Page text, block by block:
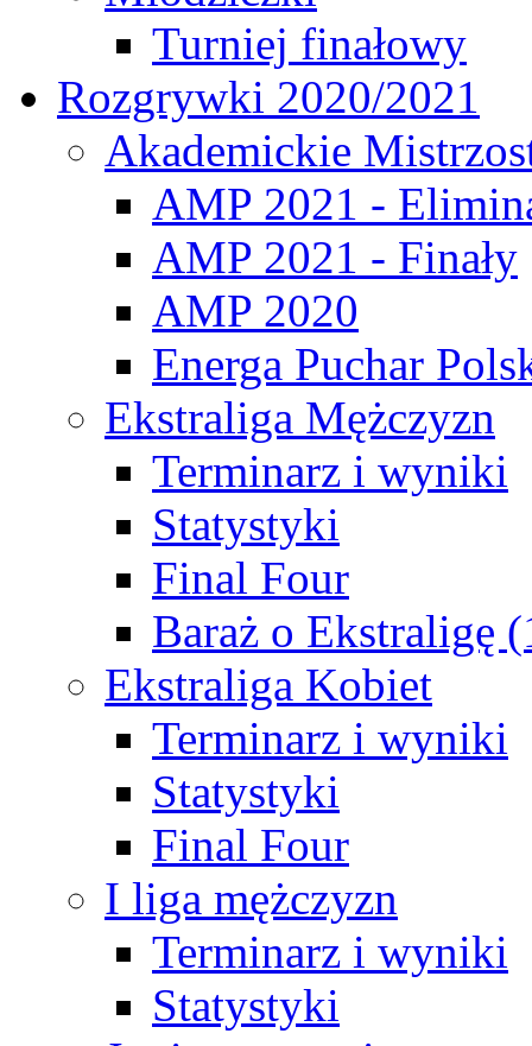
Turniej finałowy
Rozgrywki 2020/2021
Akademickie
AMP 2021 -
AMP 2021 - Finały
AMP 2020
Energa Puchar
Ekstraliga Mężczyzn
Terminarz i wyniki
Statystyki
Final Four
Baraż o Ekstraligę
Ekstraliga Kobiet
Terminarz i wyniki
Statystyki
Final Four
I liga mężczyzn
Terminarz i wyniki
Statystyki